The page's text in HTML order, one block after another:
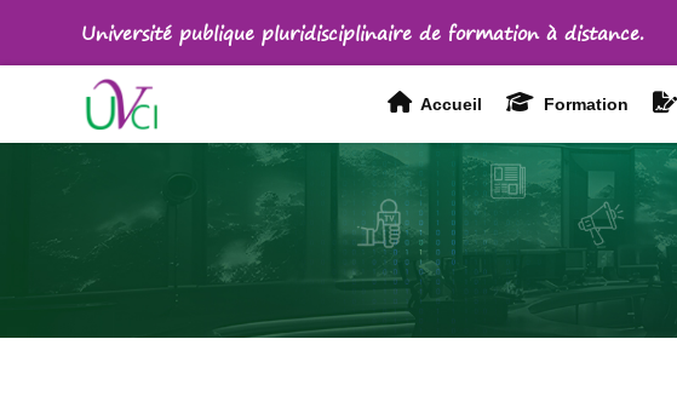
Université publique pluridisciplinaire de formation à distance.
Accueil Formation